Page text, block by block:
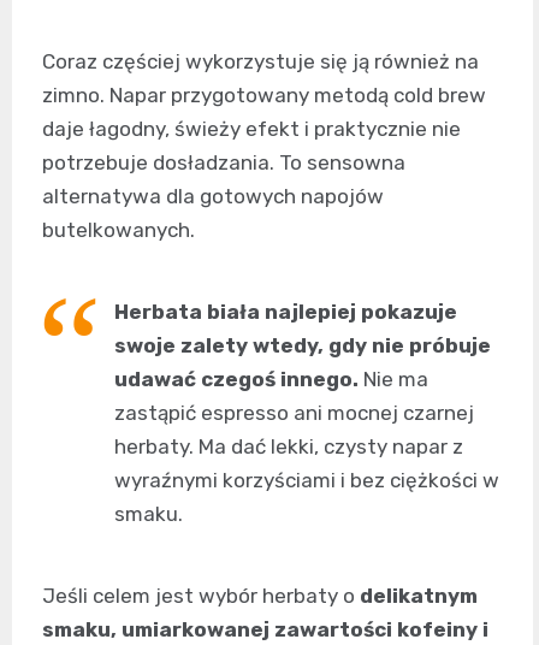
Coraz częściej wykorzystuje się ją również na
zimno. Napar przygotowany metodą cold brew
daje łagodny, świeży efekt i praktycznie nie
potrzebuje dosładzania. To sensowna
alternatywa dla gotowych napojów
butelkowanych.
Herbata biała najlepiej pokazuje
swoje zalety wtedy, gdy nie próbuje
udawać czegoś innego. Nie ma
zastąpić espresso ani mocnej czarnej
herbaty. Ma dać lekki, czysty napar z
wyraźnymi korzyściami i bez ciężkości w
smaku.
Jeśli celem jest wybór herbaty o delikatnym
smaku, umiarkowanej zawartości kofeiny i